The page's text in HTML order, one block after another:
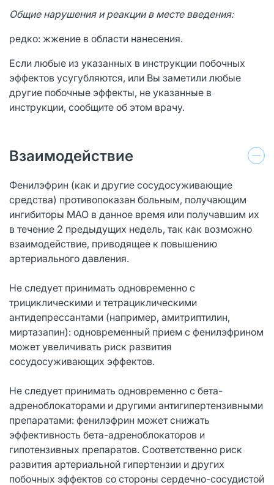
Общие нарушения и реакции в месте введения:
редко: жжение в области нанесения.
Если любые из указанных в инструкции побочных
эффектов усугубляются, или Вы заметили любые
другие побочные эффекты, не указанные в
инструкции, сообщите об этом врачу.
Взаимодействие
Фенилэфрин (как и другие сосудосуживающие
средства) противопоказан больным, получающим
ингибиторы МАО в данное время или получавшим их
в течение 2 предыдущих недель, так как возможно
взаимодействие, приводящее к повышению
артериального давления.
Не следует принимать одновременно с
трициклическими и тетрациклическими
антидепрессантами (например, амитриптилин,
миртазапин): одновременный прием с фенилэфрином
может увеличивать риск развития
сосудосуживающих эффектов.
Не следует принимать одновременно с бета-
адреноблокаторами и другими антигипертензивными
препаратами: фенилэфрин может снижать
эффективность бета-адреноблокаторов и
гипотензивных препаратов. Соответственно риск
развития артериальной гипертензии и других
побочных эффектов со стороны сердечно-сосудистой